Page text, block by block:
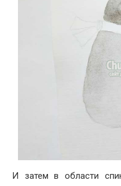
И затем в области